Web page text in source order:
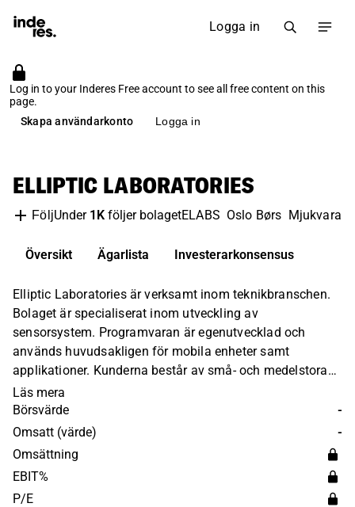
Logga in
Log in to your Inderes Free account to see all free content on this
page.
Skapa användarkonto
Logga in
ELLIPTIC LABORATORIES
FöljUnder 1K följer bolagetELABS Oslo Børs Mjukvara
Översikt Ägarlista Investerarkonsensus
Elliptic Laboratories är verksamt inom teknikbranschen.
Bolaget är specialiserat inom utveckling av
sensorsystem. Programvaran är egenutvecklad och
används huvudsakligen för mobila enheter samt
applikationer. Kunderna består av små- och medelstora
företagskunder verksamma i ett flertal sektorer. Utöver
huvudverksamheten erbjuds även diverse
mervärdestjänster och rådgivning. Störst verksamhet
återfinns inom den nordamerikanska marknaden.
Läs mera
Börsvärde
-
Omsatt (värde)
-
Omsättning
EBIT%
P/E